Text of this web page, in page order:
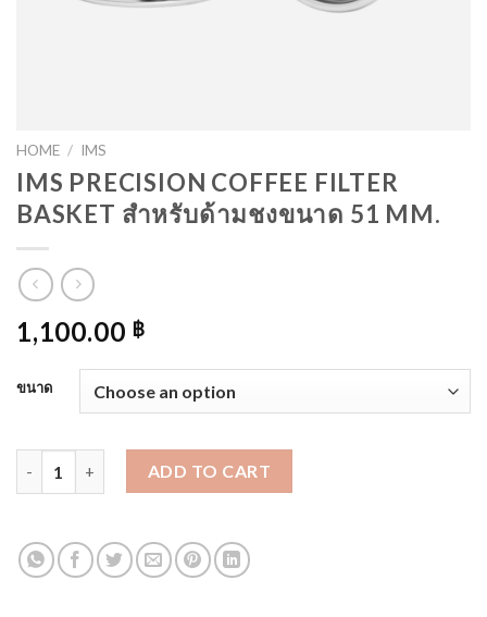
HOME / IMS
IMS PRECISION COFFEE FILTER
BASKET สำหรับด้ามชงขนาด 51 MM.
1,100.00 ฿
ขนาด
ADD TO CART